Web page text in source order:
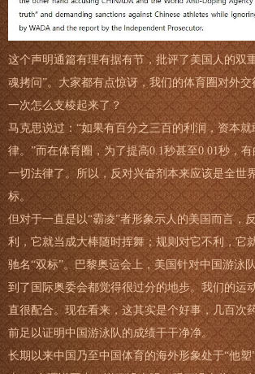
这个声明通篇有理有据有节，批评了美国人的双
魂拷问”。大家都有点惊讶，我们的体育圈对外
一次怎么支棱起来了？
马克思说过：“如果有百分之三百的利润，资本
律。”而在体育圈，为了提高0.1秒甚至0.01秒，
一切法律了。所以，反对兴奋剂本来应该是全世
标。
但对于一直是以“霸凌”者形象示人的美国而言，
利，它就当成大棒随时挥舞；规则对它不利，它
驰名“双标”。巴黎奥运会上，美国针对中国游泳
到了国际奥委会都觉得很过分的地步。我们的运
直很配合。现在看来，这其实是个好事，几百次
前足以证明中国游泳队的成绩干干净净。
长期以来中国乃至中国体育的海外形象处于“他塑